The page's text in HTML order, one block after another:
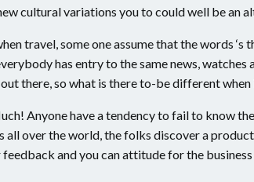
cultural variations you to could well be an
travel, some one assume that the words
has entry to the same news, watches
there, so what is there to-be different when
Anyone have a tendency to fail to know
all over the world, the folks discover a
and you can attitude for the business